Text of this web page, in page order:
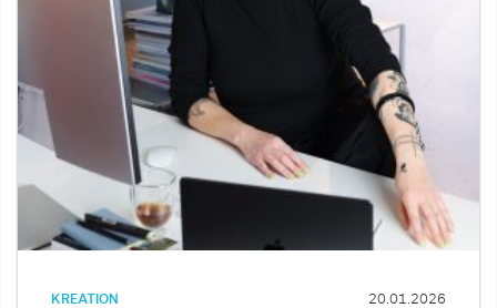
KREATION 20.01.2026